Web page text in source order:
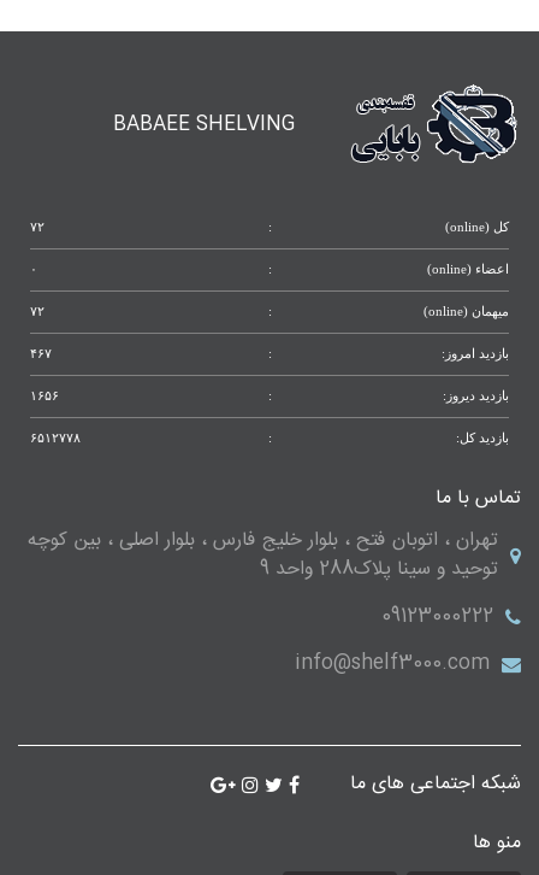
BABAEE SHELVING
کل (online) : ۷۲
اعضاء (online) : ۰
میهمان (online) : ۷۲
بازدید امروز: : ۴۶۷
بازدید دیروز: : ۱۶۵۶
بازدید کل: : ۶۵۱۲۷۷۸
تماس با ما
تهران ، اتوبان فتح ، بلوار خلیج فارس ، بلوار اصلی ، بین کوچه
توحید و سینا پلاک288 واحد 9
09123000222
info@shelf3000.com
شبکه اجتماعی های ما
منو ها